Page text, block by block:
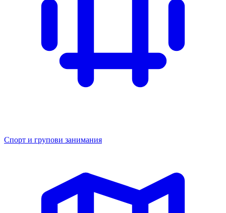
Спорт и групови занимания